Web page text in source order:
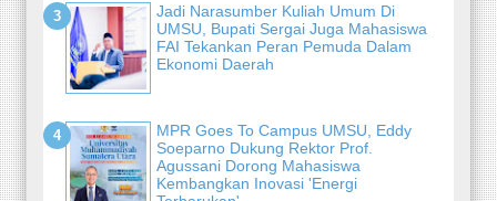
Jadi Narasumber Kuliah Umum Di
UMSU, Bupati Sergai Juga Mahasiswa
FAI Tekankan Peran Pemuda Dalam
Ekonomi Daerah
MPR Goes To Campus UMSU, Eddy
Soeparno Dukung Rektor Prof.
Agussani Dorong Mahasiswa
Kembangkan Inovasi 'Energi